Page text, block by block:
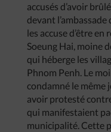
accusés d’avoir
devant
les accuse d’être
Soeung Hai, moine
qui héberge les
Phnom Penh. Le
condamné le même
avoir protesté
qui manifestaient
municipalité. Cette